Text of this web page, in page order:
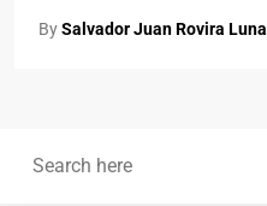
BySalvador Juan Rovira Luna